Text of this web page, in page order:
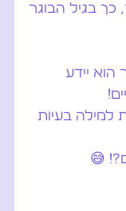
כך בגיל הבוגר
יידע
למילה בעיות
😅